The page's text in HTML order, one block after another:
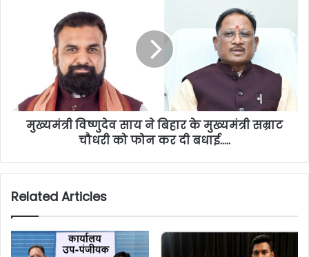
मुख्यमंत्री विष्णुदेव साय ने बिहार के मुख्यमंत्री सम्राट
चौधरी को फोन कर दी बधाई…..
Related Articles